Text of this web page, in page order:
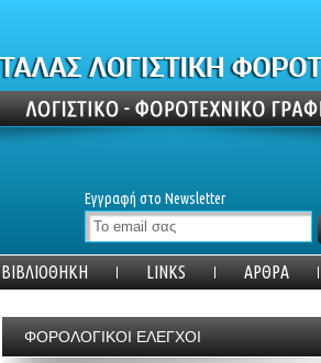
Εγγραφή στο Newsletter
ΒΙΒΛΙΟΘΗΚΗ LINKS ΑΡΘΡΑ
ΦΟΡΟΛΟΓΙΚΟΙ ΕΛΕΓΧΟΙ